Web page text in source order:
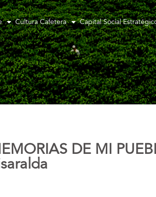
Cultura Cafetera Capital Social
DE MI